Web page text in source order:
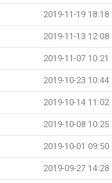
2019-11-19 18:18
2019-11-13 12:08
2019-11-07 10:21
2019-10-23 10:44
2019-10-14 11:02
2019-10-08 10:25
2019-10-01 09:50
2019-09-27 14:28